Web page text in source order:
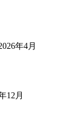
年4月
12月